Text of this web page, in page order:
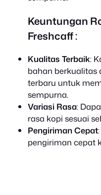
Keuntungan
Freshcaff:
Kualitas Terbaik:
bahan berkualitas
terbaru untuk
sempurna.
Variasi Rasa:
rasa kopi sesuai
Pengiriman Cepat
pengiriman cepat